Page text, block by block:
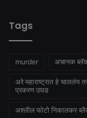
Tags
murder अचानक
अरे महाराष्ट्रात हे चाललंय
प्रकरण उघड
अश्लील फोटो निकालकर